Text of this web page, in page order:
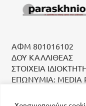
ΑΦΜ 801016102
ΔΟΥ ΚΑΛΛΙΘΕΑΣ
ΣΤΟΙΧΕΙΑ
ΕΠΩΝΥΜΙΑ: MEDIA